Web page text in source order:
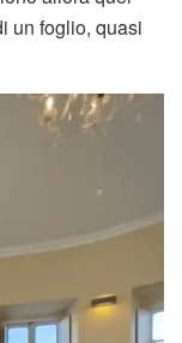
un foglio, quasi